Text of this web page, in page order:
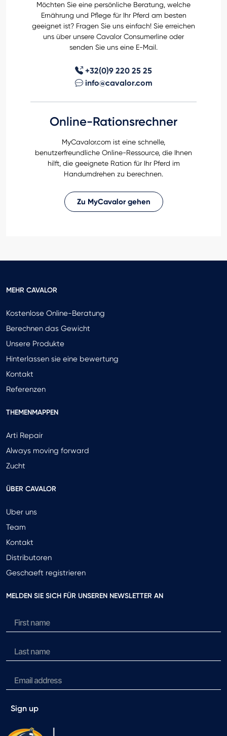
Möchten Sie eine persönliche Beratung, welche
Ernährung und Pflege für Ihr Pferd am besten
geeignet ist? Fragen Sie uns einfach! Sie erreichen
uns über unsere Cavalor Consumerline oder
senden Sie uns eine E-Mail.
+32(0)9 220 25 25
info@cavalor.com
Online-Rationsrechner
MyCavalor.com ist eine schnelle,
benutzerfreundliche Online-Ressource, die Ihnen
hilft, die geeignete Ration für Ihr Pferd im
Handumdrehen zu berechnen.
Zu MyCavalor gehen
MEHR CAVALOR
Kostenlose Online-Beratung
Berechnen das Gewicht
Unsere Produkte
Hinterlassen sie eine bewertung
Kontakt
Referenzen
THEMENMAPPEN
Arti Repair
Always moving forward
Zucht
ÜBER CAVALOR
Uber uns
Team
Kontakt
Distributoren
Geschaeft registrieren
MELDEN SIE SICH FÜR UNSEREN NEWSLETTER AN
Sign up